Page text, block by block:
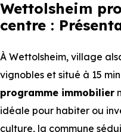
Wettolsheim
centre :
À Wettolsheim, village
vignobles et situé à 15
programme immobilier
idéale pour habiter ou
culture, la commune